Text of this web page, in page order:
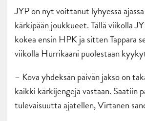
JYP on nyt voittanut lyhyessä
kärkipään joukkueet. Tällä viikolla
kokea ensin HPK ja sitten Tappara
viikolla Hurrikaani puolestaan
– Kova yhdeksän päivän jakso on
kaikki kärkijengejä vastaan. Saatiin
tulevaisuutta ajatellen, Virtanen